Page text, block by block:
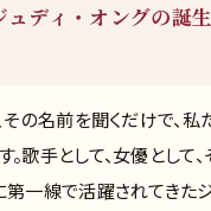
ュディ・オングの誕
その名前を聞くだけで、
歌手として、女優として
第一線で活躍されてきた